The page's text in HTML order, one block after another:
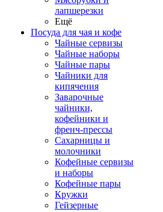
лапшерезки
Ещё
Посуда для чая и кофе
Чайные сервизы
Чайные наборы
Чайные пары
Чайники для
кипячения
Заварочные
чайники,
кофейники и
френч-прессы
Сахарницы и
молочники
Кофейные сервизы
и наборы
Кофейные пары
Кружки
Гейзерные